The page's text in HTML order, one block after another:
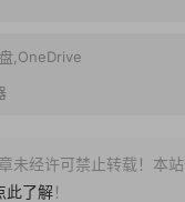
,OneDrive
未经许可禁止转载！本
此了解！